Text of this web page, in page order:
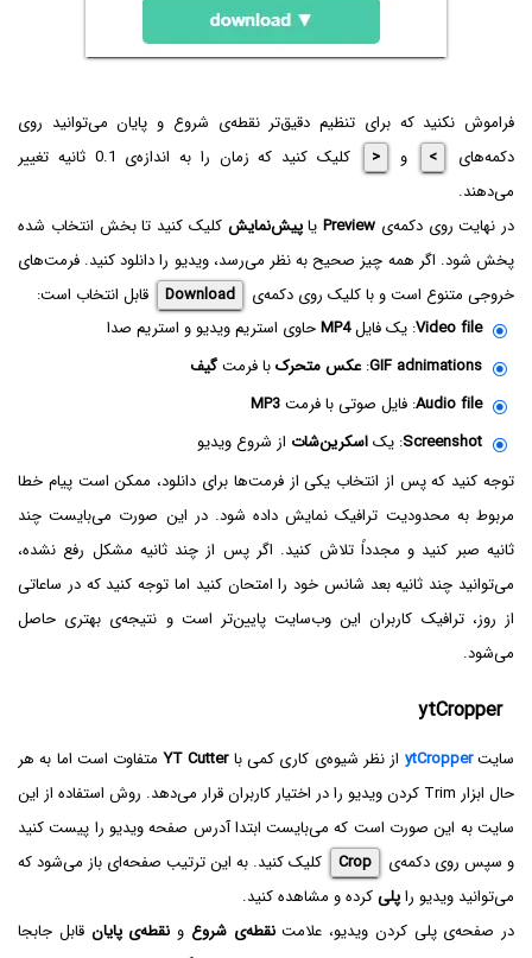
فراموش نکنید که برای تنظیم دقیق‌تر نقطه‌ی شروع و پایان می‌توانید روی
دکمه‌های
> و <
کلیک کنید که زمان را به اندازه‌ی 0.1 ثانیه تغییر
می‌دهند.
در نهایت روی دکمه‌ی Preview یاپیش‌نمایش کلیک کنید تا بخش انتخاب شده
پخش شود. اگر همه چیز صحیح به نظر می‌رسد، ویدیو را دانلود کنید. فرمت‌های
خروجی متنوع است و با کلیک روی دکمه‌ی
Download‌
قابل انتخاب است:
Video file: یک فایلMP4حاوی استریم ویدیو و استریم صدا
GIF adnimations
:عکس متحرکبا فرمتگیف
Audio file: فایل صوتی با فرمتMP3
Screenshot: یکاسکرین‌شات از شروع ویدیو
توجه کنید که پس از انتخاب یکی از فرمت‌ها برای دانلود، ممکن است پیام خطا
مربوط به محدودیت ترافیک نمایش داده شود. در این صورت می‌بایست چند
ثانیه صبر کنید و مجدداً تلاش کنید. اگر پس از چند ثانیه مشکل رفع نشده،
می‌توانید چند ثانیه بعد شانس خود را امتحان کنید اما توجه کنید که در ساعاتی
از روز، ترافیک کاربران این وب‌سایت پایین‌تر است و نتیجه‌ی بهتری حاصل
می‌شود.
ytCropper
سایتytCropper از نظر شیوه‌ی کاری کمی باYT Cutterمتفاوت است اما به هر
حال ابزار Trim کردن ویدیو را در اختیار کاربران قرار می‌دهد. روش استفاده از این
سایت به این صورت است که می‌بایست ابتدا آدرس صفحه ویدیو را پیست کنید
و سپس روی دکمه‌ی
Crop
کلیک کنید. به این ترتیب صفحه‌ای باز می‌شود که
می‌توانید ویدیو راپلیکرده و مشاهده کنید.
در صفحه‌ی پلی کردن ویدیو، علامتنقطه‌ی شروع و نقطه‌ی پایان قابل جابجا